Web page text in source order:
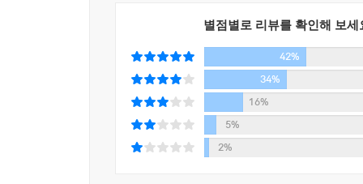
“우리는 서로에게서 빛을 찾고, 서로에 의해서
우리는 왜 우울할까. 이유는 당연하다. 더 잘 살
이 책이 당신의 오늘 하루가 완벽한 하루까진 아
수 있는 게 삶이라는 믿음을 주기를 바란다. 우리
별점별로 리뷰를 확인해 보세
42%
34%
16%
5%
2%